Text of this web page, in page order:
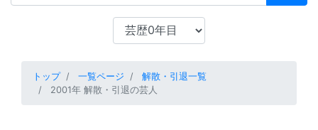
トップ 一覧ページ
解散・引退一覧
2001年 解散・引退の芸人